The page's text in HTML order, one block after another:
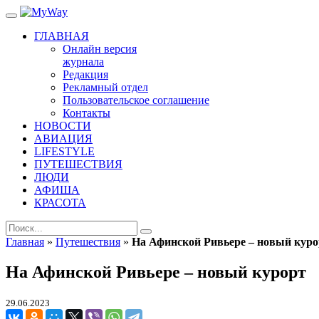
ГЛАВНАЯ
Онлайн версия
журнала
Редакция
Рекламный отдел
Пользовательское соглашение
Контакты
НОВОСТИ
АВИАЦИЯ
LIFESTYLE
ПУТЕШЕСТВИЯ
ЛЮДИ
АФИША
КРАСОТА
Главная » Путешествия » На Афинской Ривьере – новый
На Афинской Ривьере – новый курорт
29.06.2023